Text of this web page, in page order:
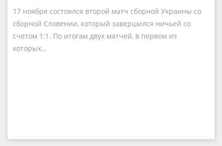
17 ноября состоялся второй матч сборной Украины со
сборной Словении, который завершился ничьей со
счетом 1:1. По итогам двух матчей, в первом из
которых…